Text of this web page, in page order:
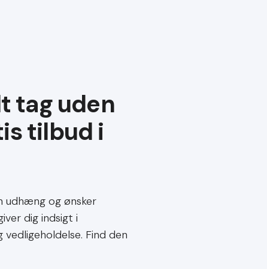
tag uden
udhæng og ønsker
dig indsigt i
Find den